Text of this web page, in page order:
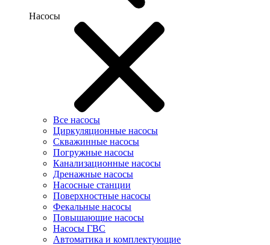
Насосы
Все насосы
Циркуляционные насосы
Скважинные насосы
Погружные насосы
Канализационные насосы
Дренажные насосы
Насосные станции
Поверхностные насосы
Фекальные насосы
Повышающие насосы
Насосы ГВС
Автоматика и комплектующие